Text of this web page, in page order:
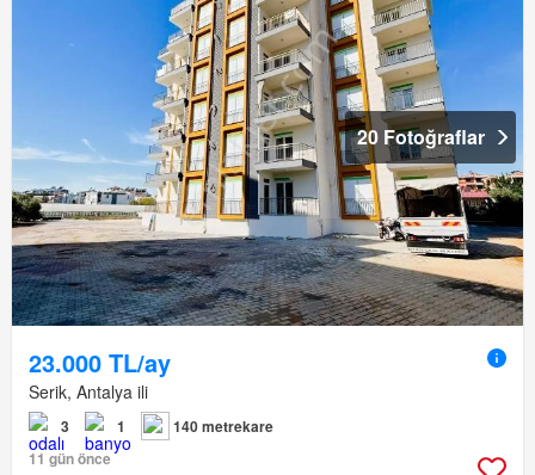
20 Fotoğraflar
23.000 TL/ay
Serik, Antalya ili
3 1
140 metrekare
11 gün önce